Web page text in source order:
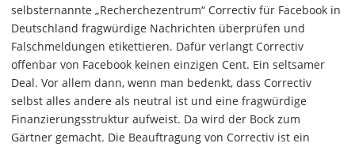
selbsternannte „Recherchezentrum“ Correctiv für Facebook in
Deutschland fragwürdige Nachrichten überprüfen und
Falschmeldungen etikettieren. Dafür verlangt Correctiv
offenbar von Facebook keinen einzigen Cent. Ein seltsamer
Deal. Vor allem dann, wenn man bedenkt, dass Correctiv
selbst alles andere als neutral ist und eine fragwürdige
Finanzierungsstruktur aufweist. Da wird der Bock zum
Gärtner gemacht. Die Beauftragung von Correctiv ist ein